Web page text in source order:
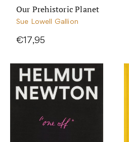
Our Prehistoric Planet
Sue Lowell Gallion
€17,95